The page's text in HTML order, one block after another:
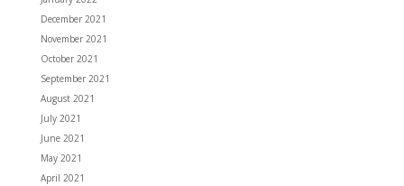
December 2021
November 2021
October 2021
September 2021
August 2021
July 2021
June 2021
May 2021
April 2021